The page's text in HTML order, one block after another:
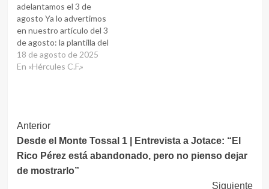
adelantamos el 3 de
agosto Ya lo advertimos
en nuestro artículo del 3
de agosto: la plantilla del
Hércules no estaba
realmente cerrada,
días de mercado… nada
está cerrado hasta el
último…
18 de agosto de 2025
En «Hércules C.F.»
Navegación
de
entradas
Anterior
Desde el Monte Tossal 1 | Entrevista a Jotace: “El
Rico Pérez está abandonado, pero no pienso dejar
de mostrarlo”
Siguiente